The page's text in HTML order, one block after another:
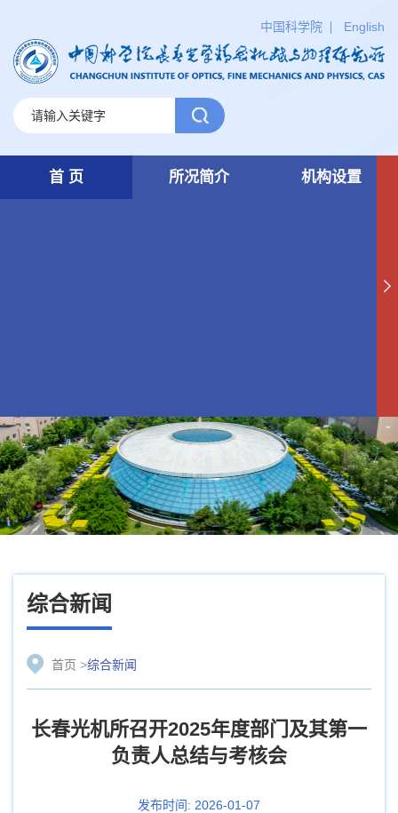
中国科学院 English
首 页 所况简介 机构设置
综合新闻
首页 >综合新闻
长春光机所召开2025年度部门及其第一
负责人总结与考核会
发布时间: 2026-01-07